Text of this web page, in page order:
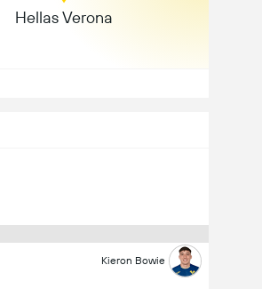
Hellas Verona
Kieron Bowie